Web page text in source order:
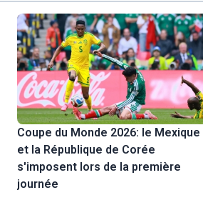
Coupe du Monde 2026: le Mexique
et la République de Corée
s'imposent lors de la première
journée